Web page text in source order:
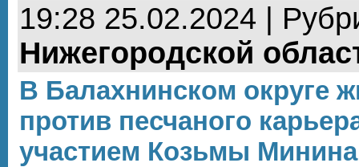
19:28 25.02.2024 |
Нижегородской
В Балахнинском округе
против песчаного
участием Козьмы Минина